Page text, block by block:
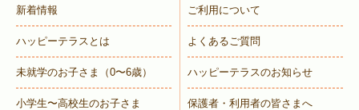
新着情報
ハッピーテラスとは
未就学のお子さま （0〜6歳）
小学生〜高校生のお子さま
ご利用について
よくあるご質問
ハッピーテラスのお知らせ
保護者・利用者の皆さまへ